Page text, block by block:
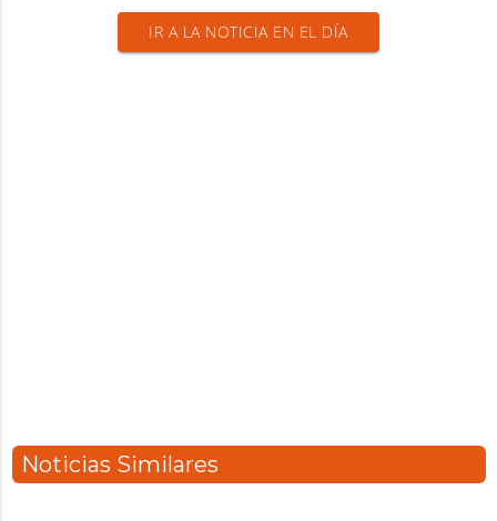
IR A LA NOTICIA EN EL DÍA
Noticias Similares